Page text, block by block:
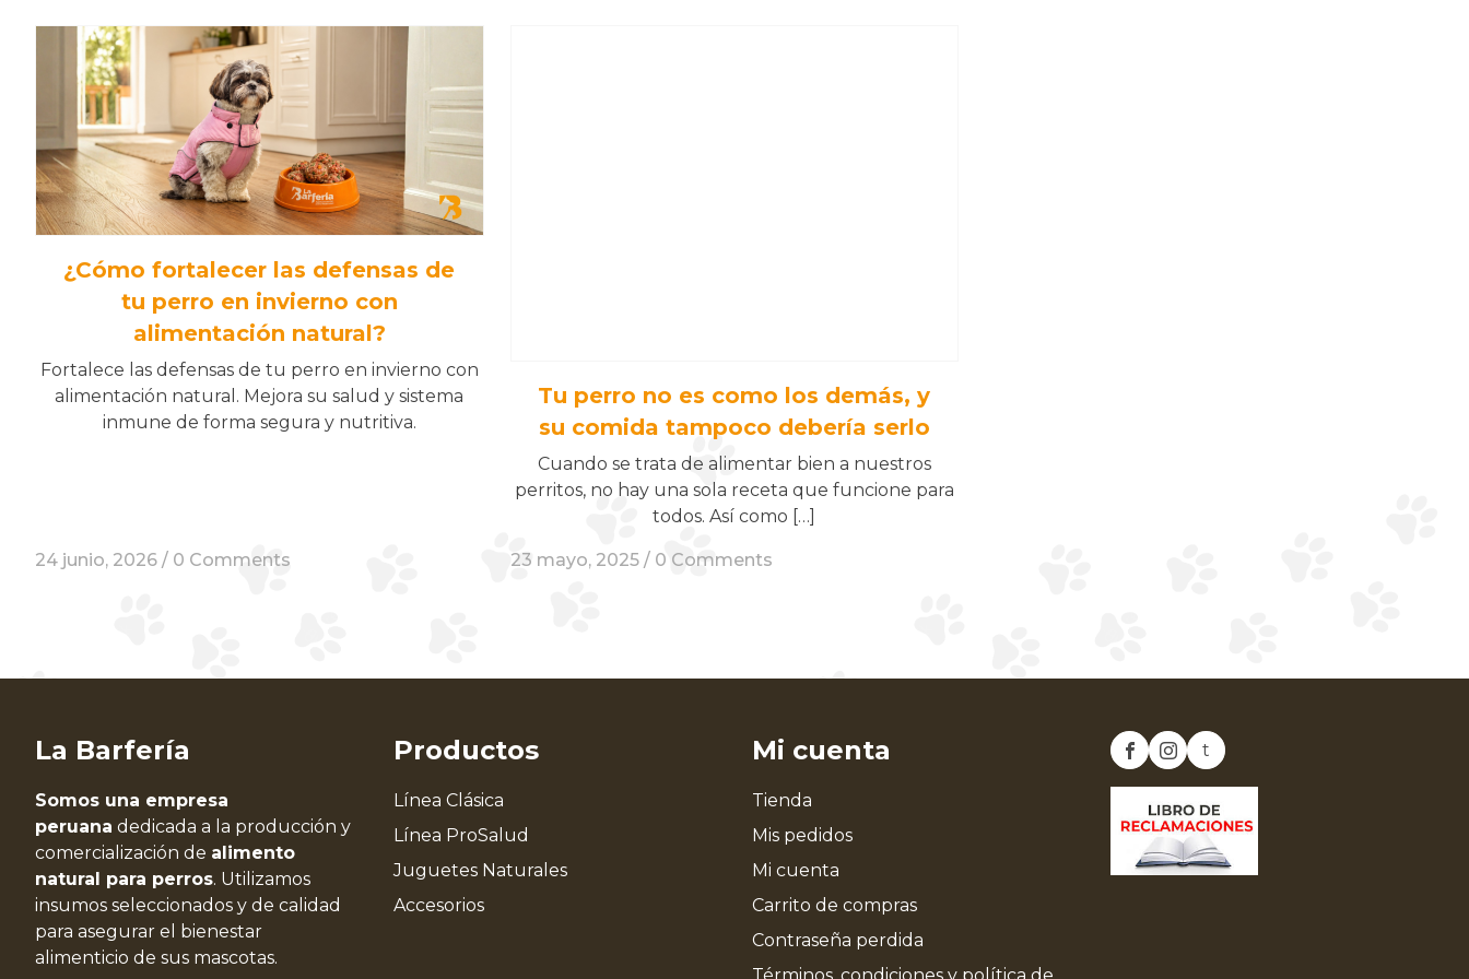
¿Cómo fortalecer las defensas de
tu perro en invierno con
alimentación natural?
Fortalece las defensas de tu perro en invierno con
alimentación natural. Mejora su salud y sistema
inmune de forma segura y nutritiva.
24 junio, 2026 / 0 Comments
Tu perro no es como los demás, y
su comida tampoco debería serlo
Cuando se trata de alimentar bien a nuestros
perritos, no hay una sola receta que funcione para
todos. Así como […]
23 mayo, 2025 / 0 Comments
La Barfería
Somos una empresa
peruana dedicada a la producción y
comercialización de alimento
natural para perros. Utilizamos
insumos seleccionados y de calidad
para asegurar el bienestar
alimenticio de sus mascotas.
Productos
Línea Clásica
Línea ProSalud
Juguetes Naturales
Accesorios
Mi cuenta
Tienda
Mis pedidos
Mi cuenta
Carrito de compras
Contraseña perdida
t